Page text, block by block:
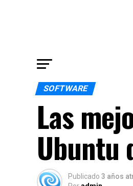
SOFTWARE
Las
Ubuntu
Publicado 3 años